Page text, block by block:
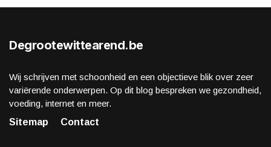
Degrootewittearend.be
Wij schrijven met schoonheid en een objectieve blik over zeer
variërende onderwerpen. Op dit blog bespreken we gezondheid,
voeding, internet en meer.
Sitemap
Contact